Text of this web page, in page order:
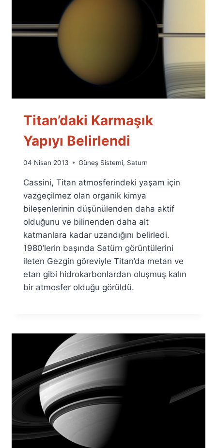
Titan’daki Karmaşık
Yapıyı Belirlendi
By
Fuat
Özyar
04 Nisan 2013 Güneş Sistemi, Saturn
Cassini, Titan atmosferindeki yaşam için
vazgeçilmez olan organik kimya
bileşenlerinin düşünülenden daha aktif
olduğunu ve bilinenden daha alt
katmanlara kadar uzandığını belirledi.
1980’lerin başında Satürn görüntülerini
ileten Gezgin göreviyle Titan’da metan ve
etan gibi hidrokarbonlardan oluşmuş kalın
bir atmosfer olduğu görüldü.